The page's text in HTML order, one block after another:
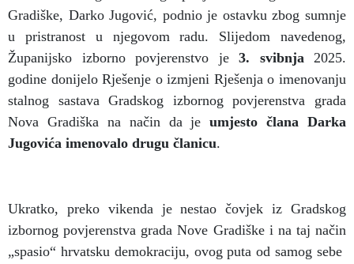
Gradiške, Darko Jugović, podnio je ostavku zbog sumnje
u pristranost u njegovom radu. Slijedom navedenog,
Županijsko izborno povjerenstvo je 3. svibnja 2025.
godine donijelo Rješenje o izmjeni Rješenja o imenovanju
stalnog sastava Gradskog izbornog povjerenstva grada
Nova Gradiška na način da jeumjesto člana Darka
Jugovića imenovalo drugu članicu.
Ukratko, preko vikenda je nestao čovjek iz Gradskog
izbornog povjerenstva grada Nove Gradiške i na taj način
„spasio“ hrvatsku demokraciju, ovog puta od samog sebe